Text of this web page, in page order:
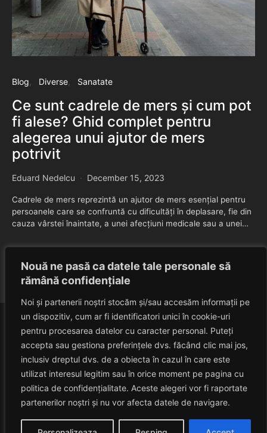
Nouă ne pasă ca datele tale personale să
rămână confidențiale
Noi și partenerii noștri stocăm și/sau accesăm informații pe
un dispozitiv, cum ar fi identificatori unici în cookie-uri
pentru procesarea datelor cu caracter personal. Puteți
accepta sau gestiona preferințele dvs. făcând clic mai jos,
inclusiv dreptul dvs. de a obiecta în cazul în care este
utilizat interesul legitim sau în orice moment pe pagina cu
politica de confidențialitate. Aceste alegeri vor fi raportate
partenerilor noștri și nu vor afecta datele de navigare.
Blog Diverse Sanatate
Ce sunt cadrele de mers și cum pot
fi alese? Ghid complet pentru
alegerea unui ajutor de mers
potrivit
Eduard Nedelcu December 15, 2023
Cadrele de mers reprezintă un ajutor de mers esențial pentru
persoanele care se confruntă cu dificultăți în deplasare, fie din
cauza vârstei înaintate, a unei afecțiuni medicale sau a unei…
VEZI POSTAREA
HAVANACAFE